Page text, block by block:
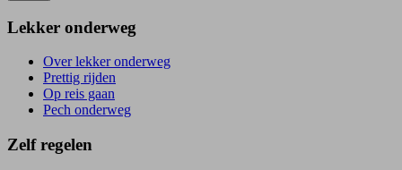
Lekker onderweg
Over lekker onderweg
Prettig rijden
Op reis gaan
Pech onderweg
Zelf regelen